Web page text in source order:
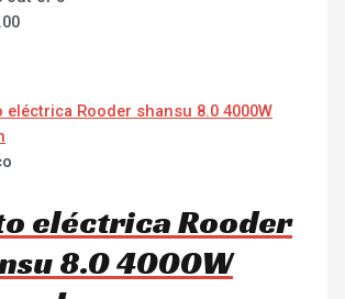
eléctrica Rooder
8.0 4000W